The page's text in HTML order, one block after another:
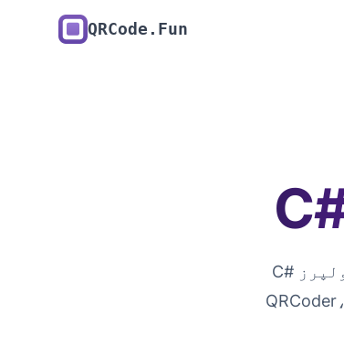
QRCode.Fun
C# ڈیولپرز ASP.NET، WPF، MAUI اور کنسول ایپلیکیشنز میں QR کوڈ بنانے کے لیے
QRCoder، ایک مقبول .NET لائبریری، استعمال کر سکتے ہیں۔ کسی بیرونی ڈیپنڈنسی کی